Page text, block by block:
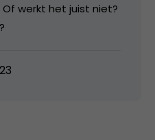
werkt het juist niet?